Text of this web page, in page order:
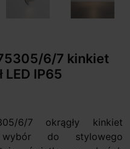
6/7 kinkiet
IP65
6/7 okrągły kinkiet
wybór do stylowego